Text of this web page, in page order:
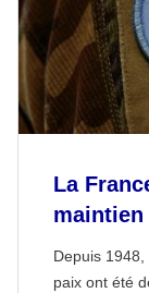
La
Depuis
paix ont été